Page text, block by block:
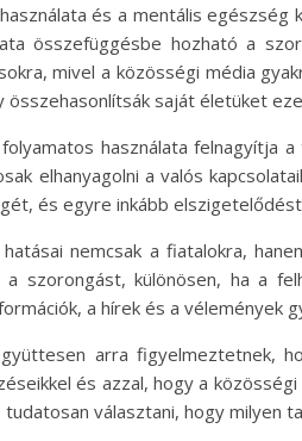
és a mentális
összefüggésbe hozható a
mivel a közösségi média
összehasonlítsák saját életüket
használata felnagyítja
elhanyagolni a valós
és egyre inkább
nemcsak a fiatalokra,
a szorongást, különösen, ha a
a hírek és a
arra figyelmeztetnek,
és azzal, hogy a
választani, hogy milyen